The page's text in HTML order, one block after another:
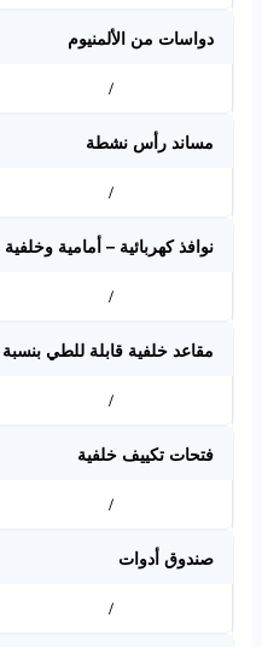
دواسات من الألمنيوم
/
مساند رأس نشطة
/
نوافذ كهربائية – أمامية وخلفية
/
مقاعد خلفية قابلة للطي بنسبة 60:40
/
فتحات تكييف خلفية
/
صندوق أدوات
/